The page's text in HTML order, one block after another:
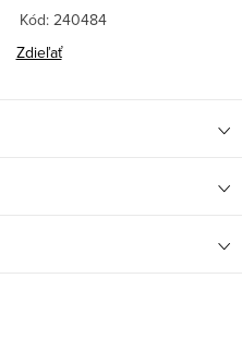
Kód: 240484
Zdieľať